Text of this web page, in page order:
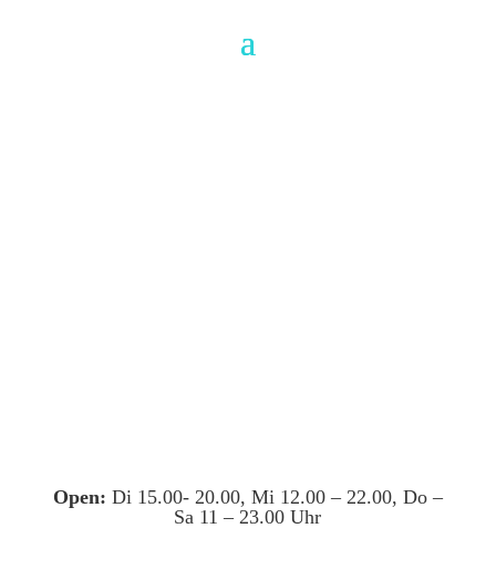
Open: Di 15.00- 20.00, Mi 12.00 – 22.00, Do –
Sa 11 – 23.00 Uhr